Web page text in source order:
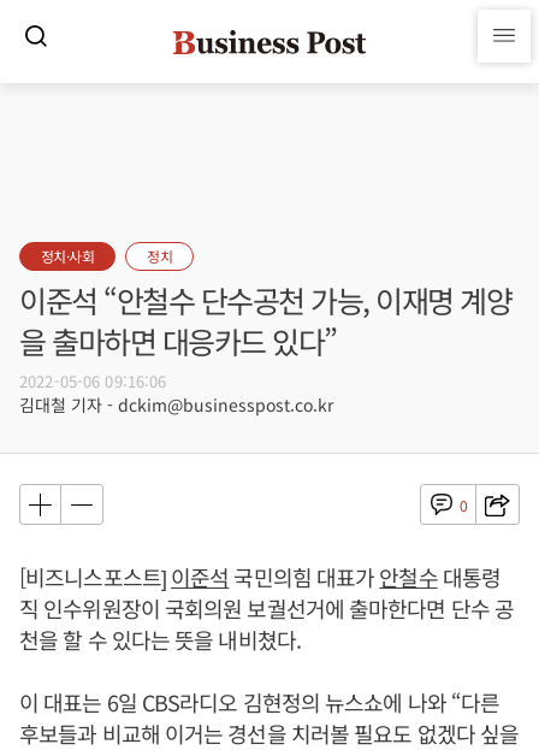
정치·사회 정치
이준석 “안철수 단수공천 가능, 이재명 계양
을 출마하면 대응카드 있다”
2022-05-06 09:16:06
김대철 기자 - dckim@businesspost.co.kr
0
[비즈니스포스트]이준석 국민의힘 대표가안철수대통령
직 인수위원장이 국회의원 보궐선거에 출마한다면 단수 공
천을 할 수 있다는 뜻을 내비쳤다.
이 대표는 6일 CBS라디오 김현정의 뉴스쇼에 나와 “다른
후보들과 비교해 이거는 경선을 치러볼 필요도 없겠다 싶을